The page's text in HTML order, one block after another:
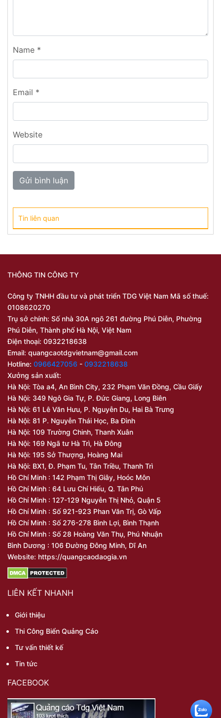
Name *
Email *
Website
Tin liên quan
THÔNG TIN CÔNG TY
Công ty TNHH đầu tư và phát triển TDG Việt Nam Mã số thuế:
0108620270
Trụ sở chính: Số nhà 30A ngõ 261 đường Phú Diễn, Phường
Phú Diễn, Thành phố Hà Nội, Việt Nam
Điện thoại: 0932218638
Email: quangcaotdgvietnam@gmail.com
Hotline: 0966427056 - 0932218638
Xưởng sản xuất:
Hà Nội: Tòa a4, An Bình City, 232 Phạm Văn Đồng, Cầu Giấy
Hà Nội: 349 Ngô Gia Tự, P. Đức Giang, Long Biên
Hà Nội: 61 Lê Văn Hưu, P. Nguyễn Du, Hai Bà Trưng
Hà Nội: 81 P. Nguyễn Thái Học, Ba Đình
Hà Nội: 109 Trường Chinh, Thanh Xuân
Hà Nội: 169 Ngã tư Hà Trì, Hà Đông
Hà Nội: 195 Sở Thượng, Hoàng Mai
Hà Nội: BX1, Đ. Phạm Tu, Tân Triều, Thanh Trì
Hồ Chí Minh : 142 Phạm Thị Giây, Hoóc Môn
Hồ Chí Minh : 64 Lưu Chí Hiếu, Q. Tân Phú
Hồ Chí Minh : 127-129 Nguyễn Thị Nhỏ, Quận 5
Hồ Chí Minh : Số 921-923 Phan Văn Trị, Gò Vấp
Hồ Chí Minh : Số 276-278 Bình Lợi, Bình Thạnh
Hồ Chí Minh : Số 28 Hoàng Văn Thụ, Phú Nhuận
Bình Dương : 106 Đường Đông Minh, Dĩ An
Website: https://quangcaodaogia.vn
LIÊN KẾT NHANH
Giới thiệu
Thi Công Biển Quảng Cáo
Tư vấn thiết kế
Tin tức
FACEBOOK